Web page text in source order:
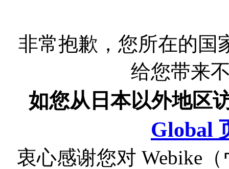
非常抱歉，您所在的国
给您带来
如您从日本以外地区
Global
衷心感谢您对 Webike